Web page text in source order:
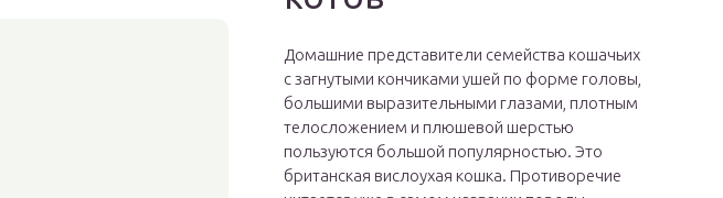
Домашние представители семейства кошачьих
с загнутыми кончиками ушей по форме головы,
большими выразительными глазами, плотным
телосложением и плюшевой шерстью
пользуются большой популярностью. Это
британская вислоухая кошка. Противоречие